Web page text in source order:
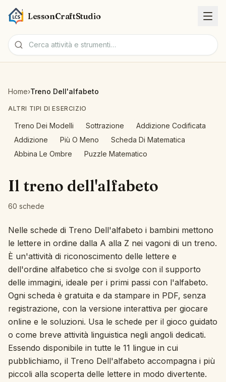
LessonCraftStudio
Attività
Strumenti
Lingue
Interattivo
Italiano
Accedi
Registrati
Home›Treno Dell'alfabeto
ALTRI TIPI DI ESERCIZIO
Treno Dei Modelli Sottrazione
Addizione Codificata
Addizione
Più O Meno
Scheda Di Matematica
Abbina Le Ombre
Puzzle Matematico
Il treno dell'alfabeto
60 schede
Nelle schede di Treno Dell'alfabeto i bambini mettono
le lettere in ordine dalla A alla Z nei vagoni di un treno.
È un'attività di riconoscimento delle lettere e
dell'ordine alfabetico che si svolge con il supporto
delle immagini, ideale per i primi passi con l'alfabeto.
Ogni scheda è gratuita e da stampare in PDF, senza
registrazione, con la versione interattiva per giocare
online e le soluzioni. Usa le schede per il gioco guidato
o come breve attività linguistica negli angoli dedicati.
Essendo disponibile in tutte le 11 lingue in cui
pubblichiamo, il Treno Dell'alfabeto accompagna i più
piccoli alla scoperta delle lettere in modo divertente.